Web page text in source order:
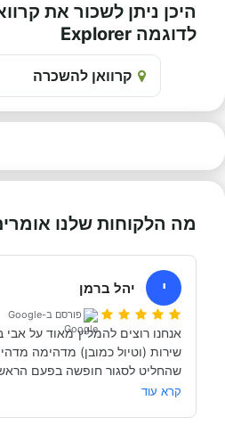
היכן ניתן לשכור את
לדוגמה Explorer
קרוואן להשכרה
מה הלקוחות שלנו
י יהל ברמן
פורסם ב-Google
קרא עוד